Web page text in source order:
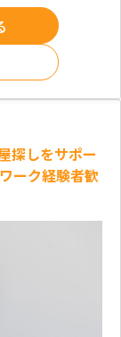
探しをサポー
ーク経験者歓